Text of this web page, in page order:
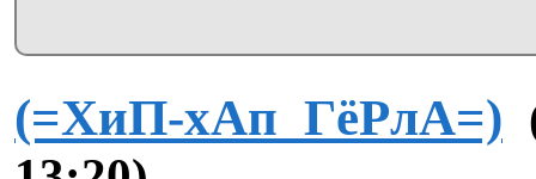
(=ХиП-хАп_ГёРлА=)